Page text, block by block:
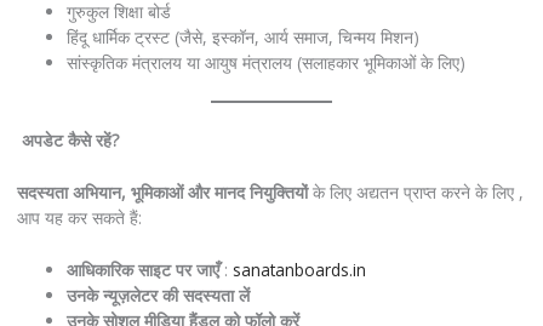
गुरुकुल शिक्षा बोर्ड
हिंदू धार्मिक ट्रस्ट (जैसे, इस्कॉन, आर्य समाज, चिन्मय मिशन)
सांस्कृतिक मंत्रालय या आयुष मंत्रालय (सलाहकार भूमिकाओं के लिए)
अपडेट कैसे रहें?
सदस्यता अभियान, भूमिकाओं और मानद नियुक्तियोंके लिए अद्यतन प्राप्त करने के लिए ,
आप यह कर सकते हैं:
आधिकारिक साइट पर जाएँ: sanatanboards.in
उनके न्यूज़लेटर की सदस्यता लें
उनके सोशल मीडिया हैंडल को फॉलो करें